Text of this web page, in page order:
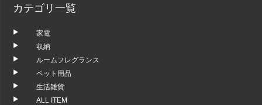
カテゴリ一覧
家電
収納
ルームフレグランス
ペット用品
生活雑貨
ALL ITEM